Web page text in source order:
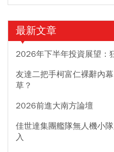
最新文章
2026年下半年投資展望：
友達二把手柯富仁裸辭內
草？
2026前進大南方論壇
佳世達集團艦隊無人機小
入